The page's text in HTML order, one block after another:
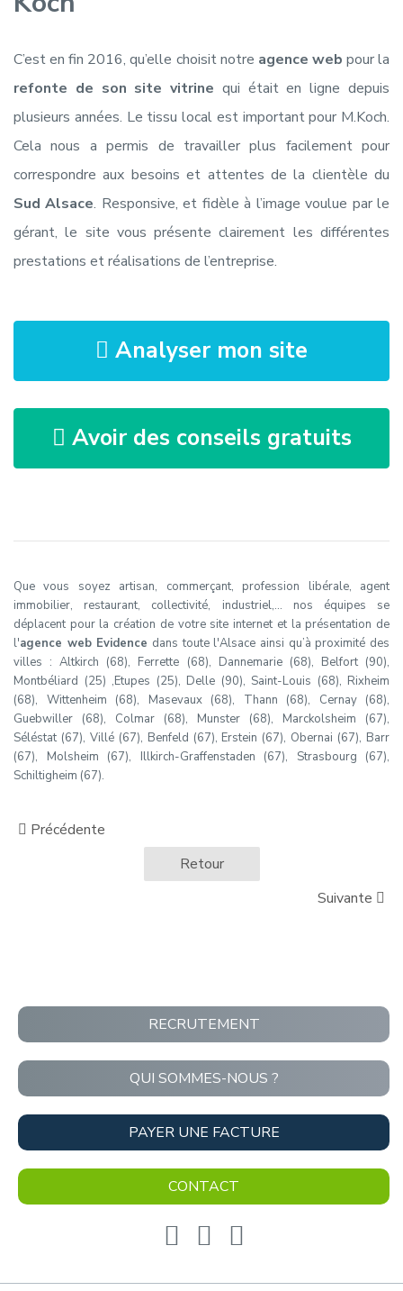
C’est en fin 2016, qu’elle choisit notre agence web pour la
refonte de son site vitrine qui était en ligne depuis
plusieurs années. Le tissu local est important pour M.Koch.
Cela nous a permis de travailler plus facilement pour
correspondre aux besoins et attentes de la clientèle du
Sud Alsace. Responsive, et fidèle à l’image voulue par le
gérant, le site vous présente clairement les différentes
prestations et réalisations de l’entreprise.
Analyser mon site
Avoir des conseils gratuits
Que vous soyez artisan, commerçant, profession libérale, agent
immobilier, restaurant, collectivité, industriel,… nos équipes se
déplacent pour la création de votre site internet et la présentation de
l'agence web Evidence dans toute l'Alsace ainsi qu’à proximité des
villes : Altkirch (68), Ferrette (68), Dannemarie (68), Belfort (90),
Montbéliard (25) ,Etupes (25), Delle (90), Saint-Louis (68), Rixheim
(68), Wittenheim (68), Masevaux (68), Thann (68), Cernay (68),
Guebwiller (68), Colmar (68), Munster (68), Marckolsheim (67),
Séléstat (67), Villé (67), Benfeld (67), Erstein (67), Obernai (67), Barr
(67), Molsheim (67), Illkirch-Graffenstaden (67), Strasbourg (67),
Schiltigheim (67).
Précédente
Retour
Suivante
RECRUTEMENT
QUI SOMMES-NOUS ?
PAYER UNE FACTURE
CONTACT